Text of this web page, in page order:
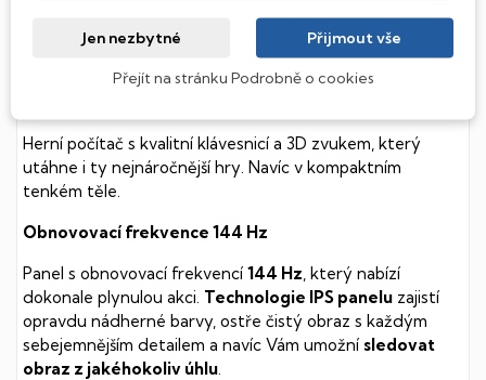
Integrovaný systém úsporných LED diod osvítí jednotlivé
klávesy tak, aby byly krásně čitelné i během temné noci,
stále však decentně, aby nikterak nedráždily Váš zrak.
Herní počítač s kvalitní klávesnicí a 3D zvukem, který
utáhne i ty nejnáročnější hry. Navíc v kompaktním
tenkém těle.
Obnovovací frekvence 144 Hz
Panel s obnovovací frekvencí 144 Hz , který nabízí
dokonale plynulou akci. Technologie IPS panelu zajistí
opravdu nádherné barvy, ostře čistý obraz s každým
sebejemnějším detailem a navíc Vám umožní sledovat
obraz z jakéhokoliv úhlu
Jen nezbytné Přijmout vše
Přejít na stránku Podrobně o cookies